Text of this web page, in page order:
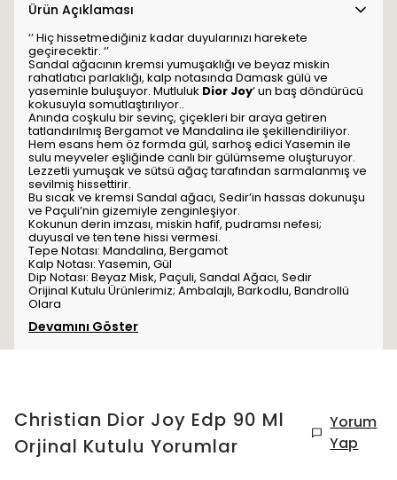
Ürün Açıklaması
‘’ Hiç hissetmediğiniz kadar duyularınızı harekete
geçirecektir. ‘’
Sandal ağacının kremsi yumuşaklığı ve beyaz miskin
rahatlatıcı parlaklığı, kalp notasında Damask gülü ve
yaseminle buluşuyor. Mutluluk Dior Joy‘ un baş döndürücü
kokusuyla somutlaştırılıyor..
Anında coşkulu bir sevinç, çiçekleri bir araya getiren
tatlandırılmış Bergamot ve Mandalina ile şekillendiriliyor.
Hem esans hem öz formda gül, sarhoş edici Yasemin ile
sulu meyveler eşliğinde canlı bir gülümseme oluşturuyor.
Lezzetli yumuşak ve sütsü ağaç tarafından sarmalanmış ve
sevilmiş hissettirir.
Bu sıcak ve kremsi Sandal ağacı, Sedir’in hassas dokunuşu
ve Paçuli’nin gizemiyle zenginleşiyor.
Kokunun derin imzası, miskin hafif, pudramsı nefesi;
duyusal ve ten tene hissi vermesi.
Tepe Notası: Mandalina, Bergamot
Kalp Notası: Yasemin, Gül
Dip Notası: Beyaz Misk, Paçuli, Sandal Ağacı, Sedir
Orijinal Kutulu Ürünlerimiz; Ambalajlı, Barkodlu, Bandrollü
Olara
Devamını Göster
Christian Dior Joy Edp 90 Ml
Orjinal Kutulu Yorumlar
Yorum
Yap